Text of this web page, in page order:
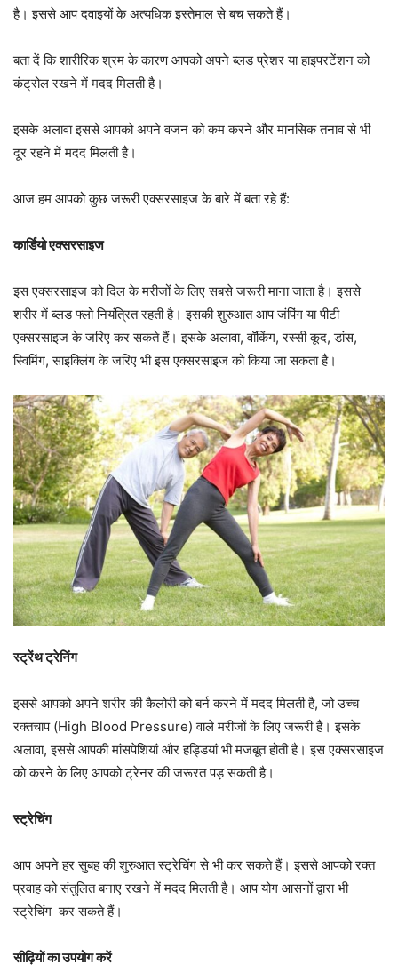
है। इससे आप दवाइयों के अत्यधिक इस्तेमाल से बच सकते हैं।
बता दें कि शारीरिक श्रम के कारण आपको अपने ब्लड प्रेशर या हाइपरटेंशन को
कंट्रोल रखने में मदद मिलती है।
इसके अलावा इससे आपको अपने वजन को कम करने और मानसिक तनाव से भी
दूर रहने में मदद मिलती है।
आज हम आपको कुछ जरूरी एक्सरसाइज के बारे में बता रहे हैं:
कार्डियो एक्सरसाइज
इस एक्सरसाइज को दिल के मरीजों के लिए सबसे जरूरी माना जाता है। इससे
शरीर में ब्लड फ्लो नियंत्रित रहती है। इसकी शुरुआत आप जंपिंग या पीटी
एक्सरसाइज के जरिए कर सकते हैं। इसके अलावा, वॉकिंग, रस्सी कूद, डांस,
स्विमिंग, साइक्लिंग के जरिए भी इस एक्सरसाइज को किया जा सकता है।
स्ट्रेंथ ट्रेनिंग
इससे आपको अपने शरीर की कैलोरी को बर्न करने में मदद मिलती है, जो उच्च
रक्तचाप (High Blood Pressure) वाले मरीजों के लिए जरूरी है। इसके
अलावा, इससे आपकी मांसपेशियां और हड्डियां भी मजबूत होती है। इस एक्सरसाइज
को करने के लिए आपको ट्रेनर की जरूरत पड़ सकती है।
स्ट्रेचिंग
आप अपने हर सुबह की शुरुआत स्ट्रेचिंग से भी कर सकते हैं। इससे आपको रक्त
प्रवाह को संतुलित बनाए रखने में मदद मिलती है। आप योग आसनों द्वारा भी
स्ट्रेचिंग कर सकते हैं।
सीढ़ियों का उपयोग करें